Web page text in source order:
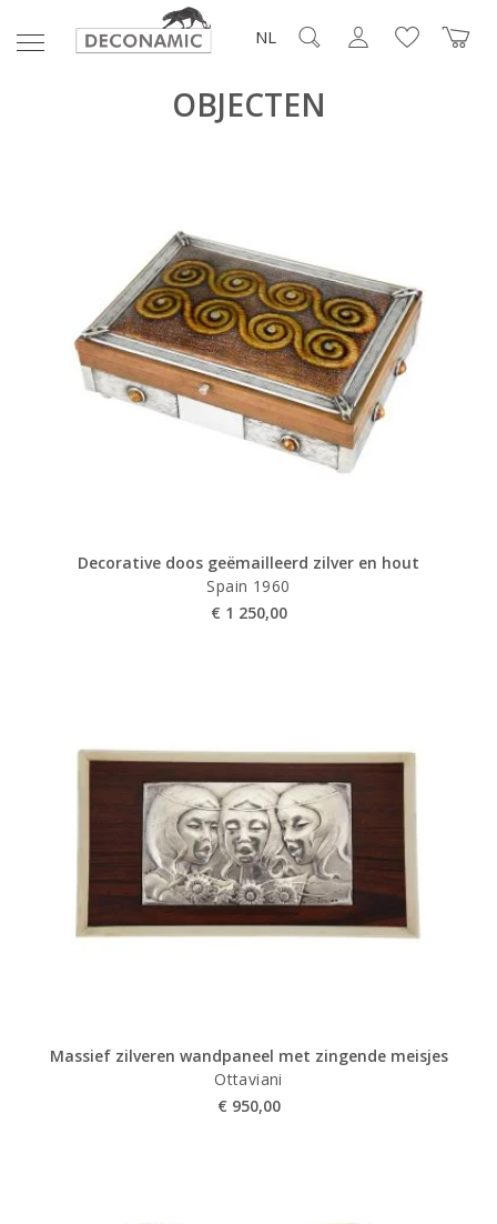
NL
OBJECTEN
Decorative doos geëmailleerd zilver en hout
Spain 1960
€ 1 250,00
Massief zilveren wandpaneel met zingende meisjes
Ottaviani
€ 950,00